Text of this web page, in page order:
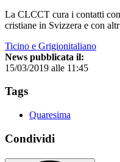
La CLCCT cura i contatti
cristiane in Svizzera e con
Ticino e Grigionitaliano
News pubblicata il:
15/03/2019 alle 11:45
Tags
Quaresima
Condividi